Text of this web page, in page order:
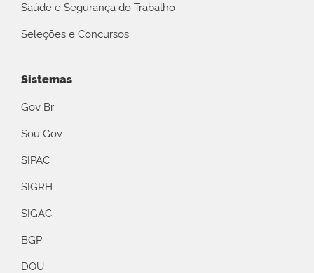
Saúde e Segurança do Trabalho
Seleções e Concursos
Sistemas
Gov Br
Sou Gov
SIPAC
SIGRH
SIGAC
BGP
DOU